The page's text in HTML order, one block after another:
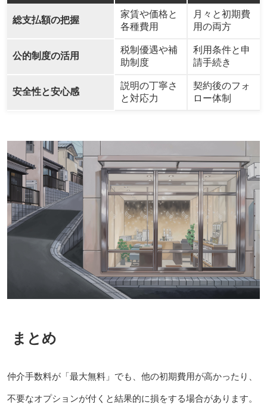
総支払額の把握
家賃や価格と
各種費用
月々と初期費
用の両方
公的制度の活用
税制優遇や補
助制度
利用条件と申
請手続き
安全性と安心感
説明の丁寧さ
と対応力
契約後のフォ
ロー体制
まとめ
仲介手数料が「最大無料」でも、他の初期費用が高かったり、
不要なオプションが付くと結果的に損をする場合があります。